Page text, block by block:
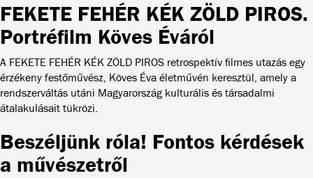
FEKETE FEHÉR KÉK ZÖLD PIROS.
Portréfilm Köves Éváról
A FEKETE FEHÉR KÉK ZÖLD PIROS retrospektív filmes utazás egy
érzékeny festőművész, Köves Éva életművén keresztül, amely a
rendszerváltás utáni Magyarország kulturális és társadalmi
átalakulásait tükrözi.
Beszéljünk róla! Fontos kérdések
a művészetről